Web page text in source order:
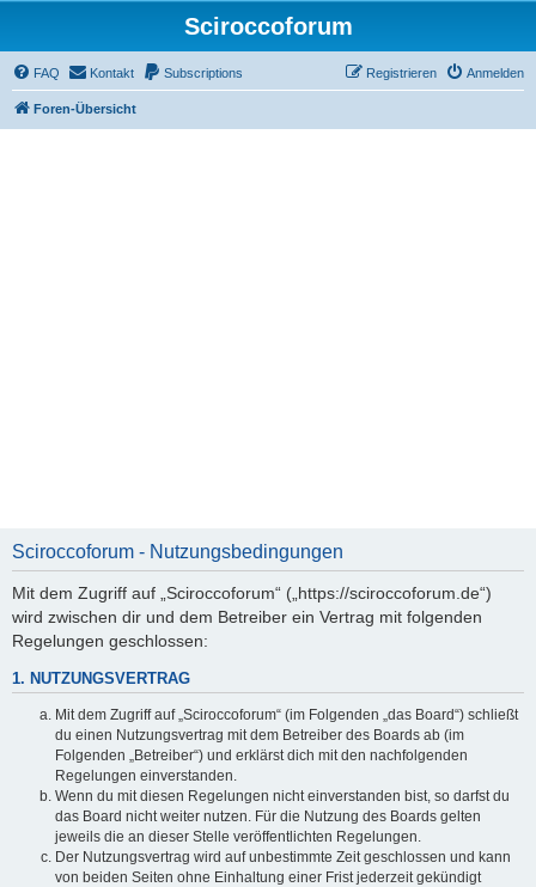
Sciroccoforum
FAQ Kontakt Subscriptions Anmelden
Registrieren
Foren-Übersicht
Sciroccoforum - Nutzungsbedingungen
Mit dem Zugriff auf „Sciroccoforum“ („https://sciroccoforum.de“)
wird zwischen dir und dem Betreiber ein Vertrag mit folgenden
Regelungen geschlossen:
1. NUTZUNGSVERTRAG
Mit dem Zugriff auf „Sciroccoforum“ (im Folgenden „das Board“) schließt
du einen Nutzungsvertrag mit dem Betreiber des Boards ab (im
Folgenden „Betreiber“) und erklärst dich mit den nachfolgenden
Regelungen einverstanden.
Wenn du mit diesen Regelungen nicht einverstanden bist, so darfst du
das Board nicht weiter nutzen. Für die Nutzung des Boards gelten
jeweils die an dieser Stelle veröffentlichten Regelungen.
Der Nutzungsvertrag wird auf unbestimmte Zeit geschlossen und kann
von beiden Seiten ohne Einhaltung einer Frist jederzeit gekündigt